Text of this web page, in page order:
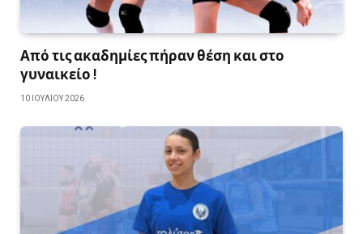
Από τις ακαδημίες πήραν θέση και στο
γυναικείο !
10 ΙΟΥΛΊΟΥ 2026